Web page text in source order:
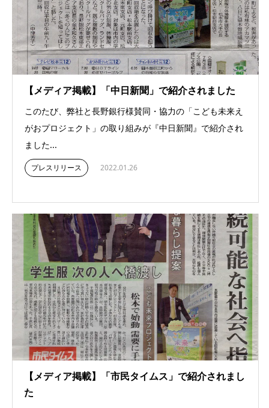
【メディア掲載】「中日新聞」で紹介されました
このたび、弊社と長野銀行様賛同・協力の「こども未来え
がおプロジェクト」の取り組みが『中日新聞』で紹介され
ました...
プレスリリース 2022.01.26
【メディア掲載】「市民タイムス」で紹介されまし
た